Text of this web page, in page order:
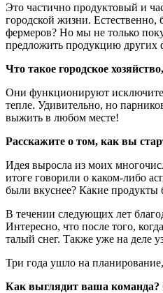
Это частично продуктовый и
городской жизни. Естественно,
фермеров? Но мы не только
предложить продукцию других
Что такое городское
Они функционируют
тепле. Удивительно, но
выжить в любом месте!
Расскажите о том, как вы
Идея выросла из моих
итоге говорили о каком-либо
были вкуснее? Какие
В течении следующих лет
Интересно, что после того,
талый снег. Также уже на деле
Три года ушло на планирование,
Как выглядит ваша команда?